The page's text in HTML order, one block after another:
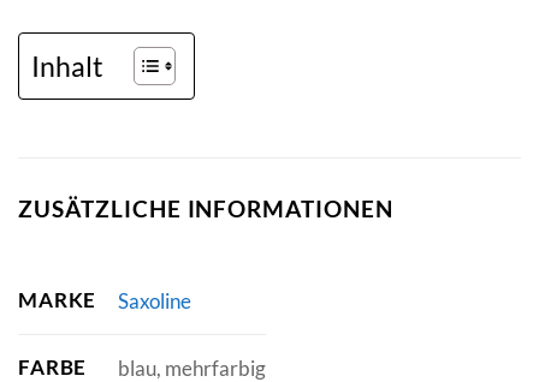
Inhalt
ZUSÄTZLICHE INFORMATIONEN
MARKE Saxoline
FARBE blau, mehrfarbig